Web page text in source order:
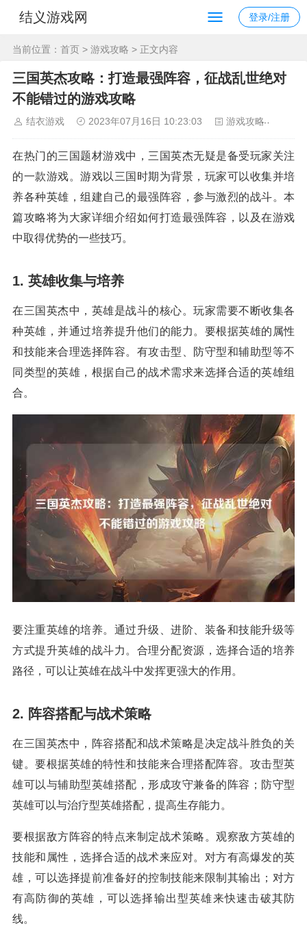
结义游戏网 登录/注册
当前位置： 首页 > 游戏攻略 > 正文内容
三国英杰攻略：打造最强阵容，征战乱世绝对
不能错过的游戏攻略
结衣游戏 2023年07月16日 10:23:03 游戏攻略
在热门的三国题材游戏中，三国英杰无疑是备受玩家关注
的一款游戏。游戏以三国时期为背景，玩家可以收集并培
养各种英雄，组建自己的最强阵容，参与激烈的战斗。本
篇攻略将为大家详细介绍如何打造最强阵容，以及在游戏
中取得优势的一些技巧。
1. 英雄收集与培养
在三国英杰中，英雄是战斗的核心。玩家需要不断收集各
种英雄，并通过培养提升他们的能力。要根据英雄的属性
和技能来合理选择阵容。有攻击型、防守型和辅助型等不
同类型的英雄，根据自己的战术需求来选择合适的英雄组
合。
要注重英雄的培养。通过升级、进阶、装备和技能升级等
方式提升英雄的战斗力。合理分配资源，选择合适的培养
路径，可以让英雄在战斗中发挥更强大的作用。
2. 阵容搭配与战术策略
在三国英杰中，阵容搭配和战术策略是决定战斗胜负的关
键。要根据英雄的特性和技能来合理搭配阵容。攻击型英
雄可以与辅助型英雄搭配，形成攻守兼备的阵容；防守型
英雄可以与治疗型英雄搭配，提高生存能力。
要根据敌方阵容的特点来制定战术策略。观察敌方英雄的
技能和属性，选择合适的战术来应对。对方有高爆发的英
雄，可以选择提前准备好的控制技能来限制其输出；对方
有高防御的英雄，可以选择输出型英雄来快速击破其防
线。